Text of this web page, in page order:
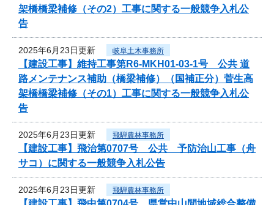
架橋橋梁補修（その2）工事に関する一般競争入札公
告
2025年6月23日更新 岐阜土木事務所
【建設工事】維持工事第R6-MKH01-03-1号 公共 道
路メンテナンス補助（橋梁補修）（国補正分）菅生高
架橋橋梁補修（その1）工事に関する一般競争入札公
告
2025年6月23日更新 飛騨農林事務所
【建設工事】飛治第0707号 公共 予防治山工事（舟
サコ）に関する一般競争入札公告
2025年6月23日更新 飛騨農林事務所